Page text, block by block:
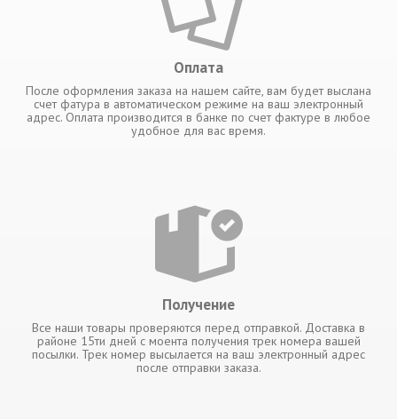
Оплата
После оформления заказа на нашем сайте, вам будет выслана
счет фатура в автоматическом режиме на ваш электронный
адрес. Оплата производится в банке по счет фактуре в любое
удобное для вас время.
Получение
Все наши товары проверяются перед отправкой. Доставка в
районе 15ти дней с моента получения трек номера вашей
посылки. Трек номер высылается на ваш электронный адрес
после отправки заказа.